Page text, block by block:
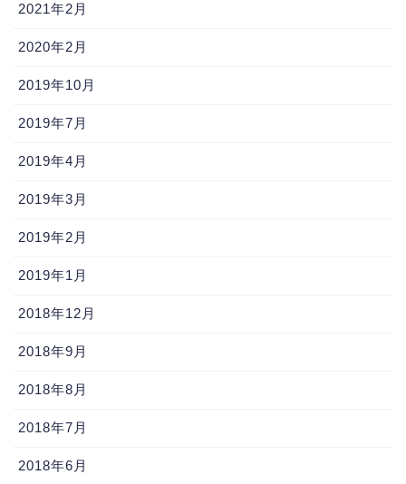
2021年2月
2020年2月
2019年10月
2019年7月
2019年4月
2019年3月
2019年2月
2019年1月
2018年12月
2018年9月
2018年8月
2018年7月
2018年6月